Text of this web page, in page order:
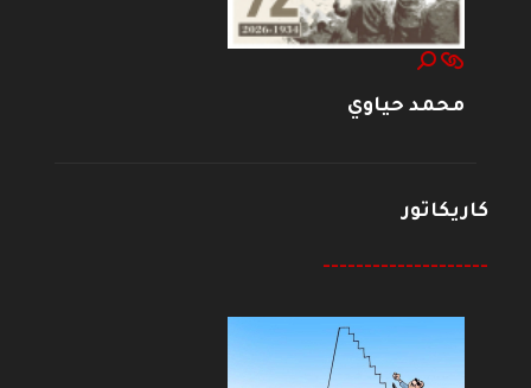
محمد حياوي
كاريكاتور
--------------------